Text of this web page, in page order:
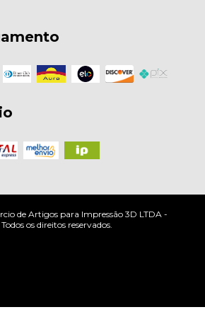
de Artigos para Impressão 3D LTDA -
os direitos reservados.